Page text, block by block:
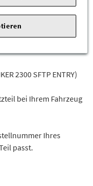
oder
Mercedes-Benz
2300 SFTP ENTRY)
bei Ihrem Fahrzeug
Ihres
passt.